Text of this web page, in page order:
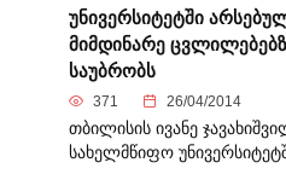
უნივერსიტეტში
მიმდინარე
საუბრობს
371 26/04/2014
თბილისის ივანე
სახელმწიფო